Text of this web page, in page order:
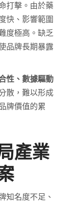
打擊。由於藥
快、影響範圍
度極高。缺乏
品牌長期暴露
性、數據驅動
散，難以形成
牌價值的累
產業
知名度不足、